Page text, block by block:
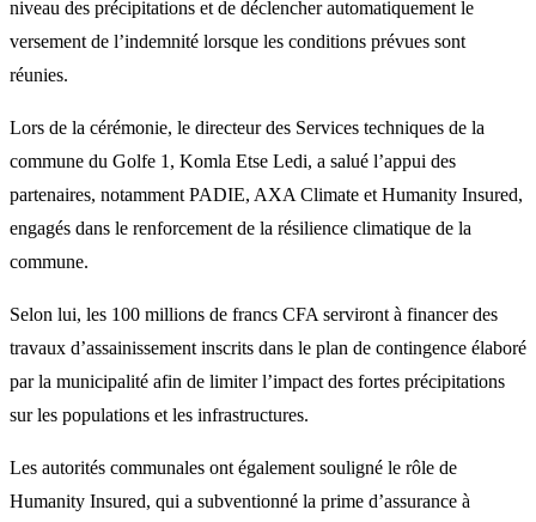
niveau des précipitations et de déclencher automatiquement le
versement de l’indemnité lorsque les conditions prévues sont
réunies.
Lors de la cérémonie, le directeur des Services techniques de la
commune du Golfe 1, Komla Etse Ledi, a salué l’appui des
partenaires, notamment PADIE, AXA Climate et Humanity Insured,
engagés dans le renforcement de la résilience climatique de la
commune.
Selon lui, les 100 millions de francs CFA serviront à financer des
travaux d’assainissement inscrits dans le plan de contingence élaboré
par la municipalité afin de limiter l’impact des fortes précipitations
sur les populations et les infrastructures.
Les autorités communales ont également souligné le rôle de
Humanity Insured, qui a subventionné la prime d’assurance à